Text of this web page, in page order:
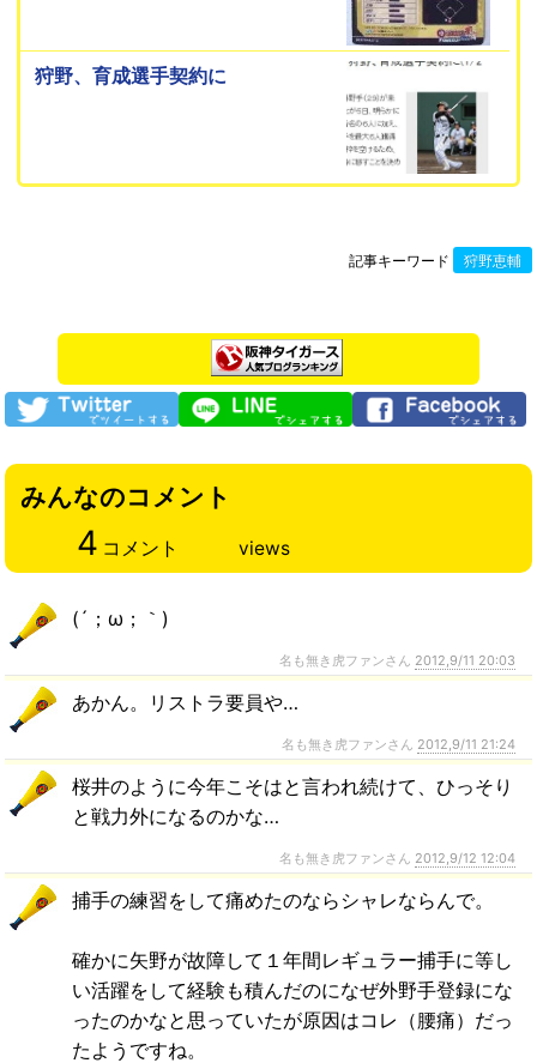
狩野、育成選手契約に
記事キーワード 狩野恵輔
みんなのコメント
4 コメント views
(´；ω；｀)
名も無き虎ファンさん 2012,9/11 20:03
あかん。リストラ要員や…
名も無き虎ファンさん 2012,9/11 21:24
桜井のように今年こそはと言われ続けて、ひっそり
と戦力外になるのかな…
名も無き虎ファンさん 2012,9/12 12:04
捕手の練習をして痛めたのならシャレならんで。
確かに矢野が故障して１年間レギュラー捕手に等し
い活躍をして経験も積んだのになぜ外野手登録にな
ったのかなと思っていたが原因はコレ（腰痛）だっ
たようですね。